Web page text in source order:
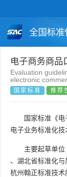
全国标准
国家标准
团体标准
电子商务商品
Evaluation
electronic
国家标准 推荐
国家标准《
电子业务标准化
主要起草单位
、 湖北省标准化与
杭州翰正标准技术